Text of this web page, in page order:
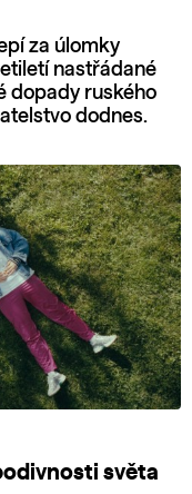
za úlomky
nastřádané
dopady ruského
dodnes.
světa